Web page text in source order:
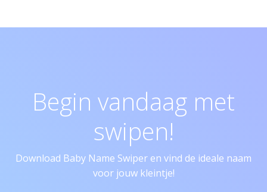
Begin vandaag met
swipen!
Download Baby Name Swiper en vind de ideale naam
voor jouw kleintje!